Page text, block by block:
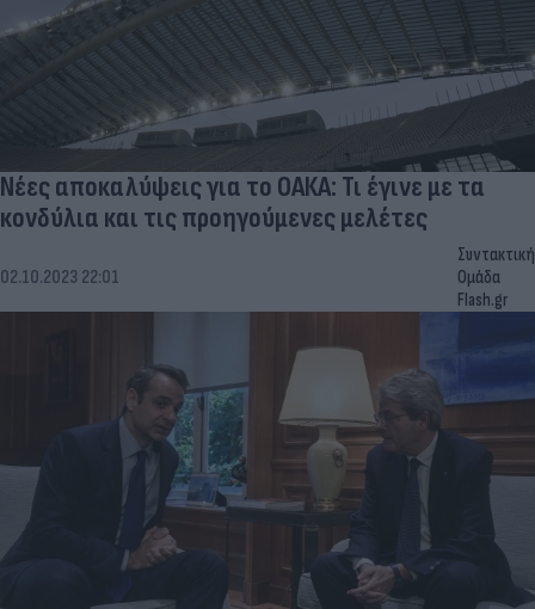
Νέες αποκαλύψεις για το ΟΑΚΑ: Τι έγινε με τα
κονδύλια και τις προηγούμενες μελέτες
02.10.2023 22:01
Συντακτική
Ομάδα
Flash.gr